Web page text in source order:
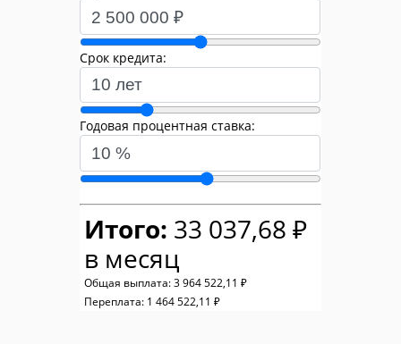
Срок кредита:
Годовая процентная ставка:
Итого: 33 037,68 ₽
в месяц
Общая выплата: 3 964 522,11 ₽
Переплата: 1 464 522,11 ₽